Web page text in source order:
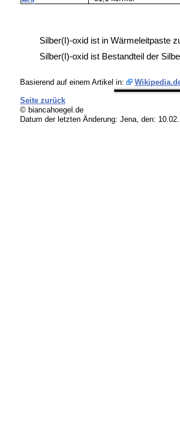
Silber(I)-oxid ist in Wärmeleitpaste
Silber(I)-oxid ist Bestandteil der
Basierend auf einem Artikel in:
Seite zurück
© biancahoegel.de
Datum der letzten Änderung: Jena, den: